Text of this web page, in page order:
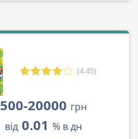
(4.45)
500-20000 грн
від0.01 % в дн